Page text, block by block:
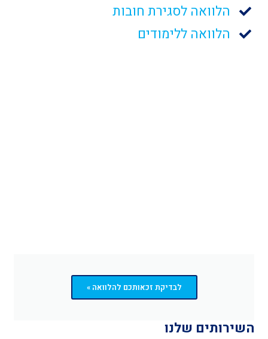
הלוואה לסגירת חובות
הלוואה ללימודים
לבדיקת זכאותכם להלוואה »
השירותים שלנו